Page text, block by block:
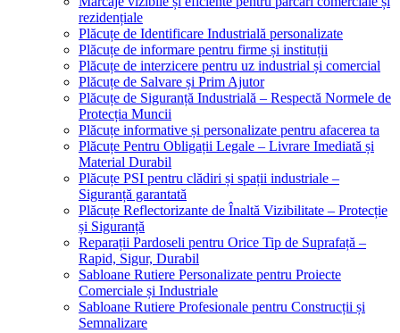
rezidențiale
Plăcuțe de Identificare Industrială personalizate
Plăcuțe de informare pentru firme și instituții
Plăcuțe de interzicere pentru uz industrial și comercial
Plăcuțe de Salvare și Prim Ajutor
Plăcuțe de Siguranță Industrială – Respectă Normele de
Protecția Muncii
Plăcuțe informative și personalizate pentru afacerea ta
Plăcuțe Pentru Obligații Legale – Livrare Imediată și
Material Durabil
Plăcuțe PSI pentru clădiri și spații industriale –
Siguranță garantată
Plăcuțe Reflectorizante de Înaltă Vizibilitate – Protecție
și Siguranță
Reparații Pardoseli pentru Orice Tip de Suprafață –
Rapid, Sigur, Durabil
Sabloane Rutiere Personalizate pentru Proiecte
Comerciale și Industriale
Sabloane Rutiere Profesionale pentru Construcții și
Semnalizare